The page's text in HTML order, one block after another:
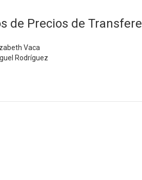
de Precios de
Vaca
Rodríguez